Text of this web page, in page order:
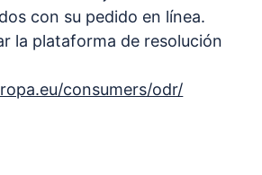
con su pedido en línea.
la plataforma de resolución
consumers/odr/